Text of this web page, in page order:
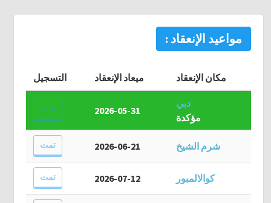
مواعيد الإنعقاد :
مكان الإنعقاد ميعاد الإنعقاد التسجيل
دبي
مؤكدة
2026-05-31 تمت
شرم الشيخ 2026-06-21 تمت
كوالالمبور 2026-07-12 تمت